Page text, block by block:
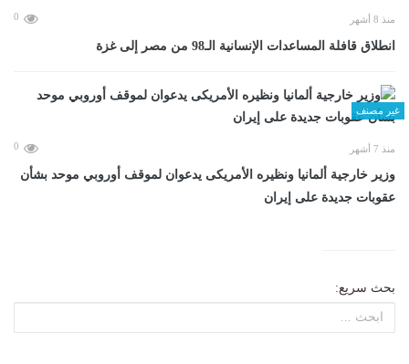
منذ 8 أشهر 0
انطلاق قافلة المساعدات الإنسانية الـ98 من مصر إلى غزة
غير مصنف
منذ 7 أشهر 0
وزير خارجية ألمانيا ونظيره الأمريكى يدعوان لموقف أوروبي موحد بشأن
عقوبات جديدة على إيران
بحث سريع: